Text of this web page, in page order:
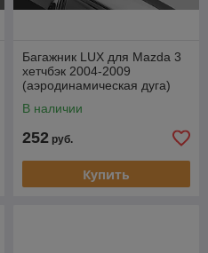
Багажник LUX для Mazda 3
хетчбэк 2004-2009
(аэродинамическая дуга)
В наличии
252 руб.
Купить